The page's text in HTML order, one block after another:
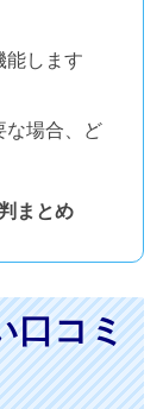
能します
な場合、ど
まとめ
口コミ